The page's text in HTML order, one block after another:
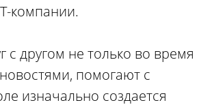
компании.
другом не только во время
помогают с
изначально создается